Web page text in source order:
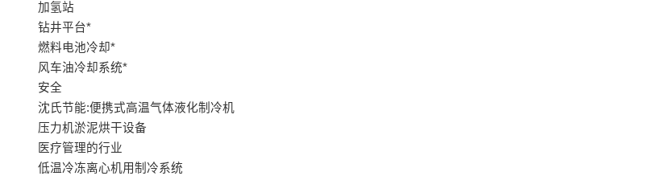
加氢站
钻井平台*
燃料电池冷却*
风车油冷却系统*
安全
沈氏节能:便携式高温气体液化制冷机
压力机淤泥烘干设备
医疗管理的行业
低温冷冻离心机用制冷系统